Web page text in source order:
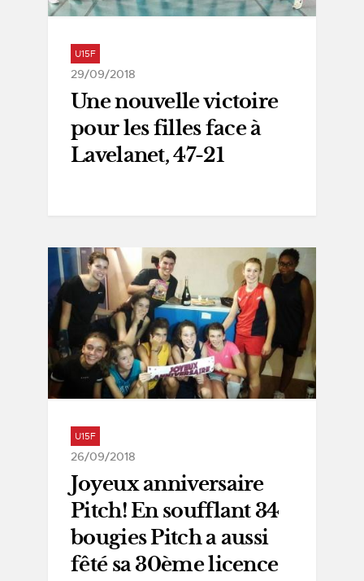
U15F
29/09/2018
Une nouvelle victoire
pour les filles face à
Lavelanet, 47-21
U15F
26/09/2018
Joyeux anniversaire
Pitch! En soufflant 34
bougies Pitch a aussi
fêté sa 30ème licence